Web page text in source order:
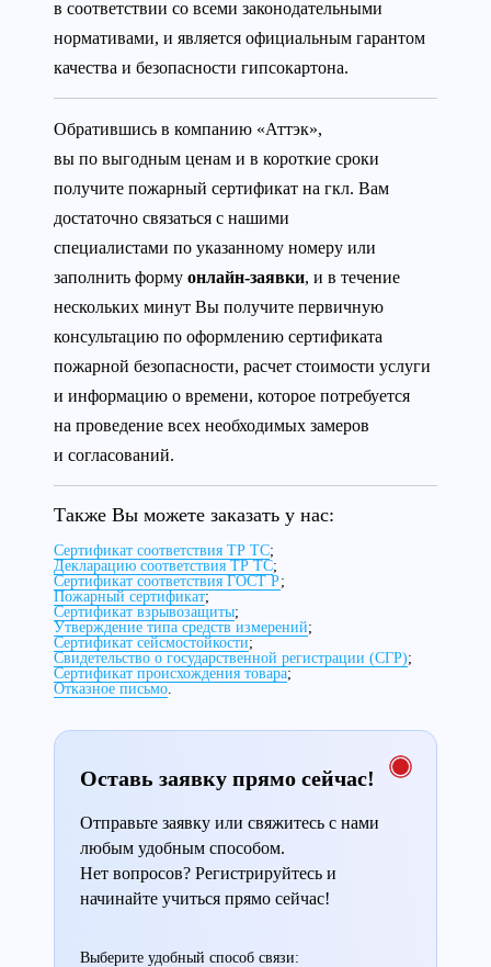
в соответствии со всеми законодательными
нормативами, и является официальным гарантом
качества и безопасности гипсокартона.
Обратившись в компанию «Аттэк»,
вы по выгодным ценам и в короткие сроки
получите пожарный сертификат на гкл. Вам
достаточно связаться с нашими
специалистами по указанному номеру или
заполнить форму онлайн-заявки, и в течение
нескольких минут Вы получите первичную
консультацию по оформлению сертификата
пожарной безопасности, расчет стоимости услуги
и информацию о времени, которое потребуется
на проведение всех необходимых замеров
и согласований.
Также Вы можете заказать у нас:
Сертификат соответствия ТР ТС;
Декларацию соответствия ТР ТС;
Сертификат соответствия ГОСТ Р;
Пожарный сертификат;
Сертификат взрывозащиты;
Утверждение типа средств измерений;
Сертификат сейсмостойкости;
Свидетельство о государственной регистрации (СГР);
Сертификат происхождения товара;
Отказное письмо
Оставь заявку прямо сейчас!
Отправьте заявку или свяжитесь с нами
любым удобным способом.
Нет вопросов? Регистрируйтесь и
начинайте учиться прямо сейчас!
Выберите удобный способ связи: